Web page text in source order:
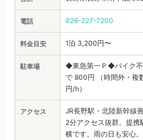
電話 026-227-7200
料金目安 1泊 3,200円〜
駐車場
◆東急第一Ｐ◆バイク不
で 800円 （時間外・複
円/h）
アクセス
JR長野駅・北陸新幹線
2分アクセス抜群。提携
横です。雨の日も安心。